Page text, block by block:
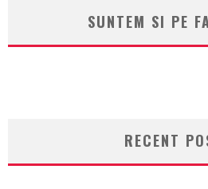
SUNTEM SI PE
RECENT